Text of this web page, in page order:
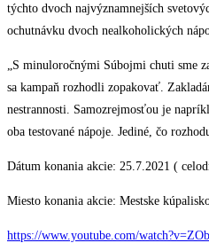
týchto dvoch najvýznamnejších
ochutnávku dvoch nealkoholických
„S minuloročnými Súbojmi chuti sme
sa kampaň rozhodli zopakovať.
nestrannosti. Samozrejmosťou je
oba testované nápoje. Jediné, čo
Dátum konania akcie: 25.7.2021 (
Miesto konania akcie: Mestske
https://www.youtube.com/